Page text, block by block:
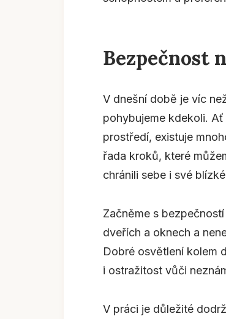
Bezpečnost
V dnešní době je víc
pohybujeme kdekoli.
prostředí, existuje
řada kroků, které
chránili sebe i své
Začněme s
dveřích a oknech a
Dobré osvětlení kolem
i ostražitost vůči
V práci je důležité